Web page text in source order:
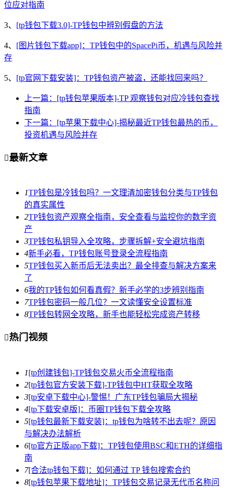
位应对指南
3、 [tp钱包下载3.0]-TP钱包中辨别假盘的方法
4、 [图片钱包下载app]：TP钱包中的SpacePi币，机遇与风险并
存
5、 [tp官网下载安装]：TP钱包资产被盗，还能找回来吗？
上一篇：[tp钱包苹果版本]-TP 观察钱包对应冷钱包查找
指南
下一篇：[tp苹果下载中心]-揭秘最近TP钱包最热的币，
投资机遇与风险并存
最新文章
1TP钱包是冷钱包吗？一文理清加密钱包分类与TP钱包
的真实属性
2TP钱包资产观察全指南，安全查看与监控你的数字资
产
3TP钱包私钥导入全攻略，步骤拆解+安全避坑指南
4新手必看，TP钱包账号登录全流程指南
5TP钱包买入新币后无法卖出？最全排查与解决方案来
了
6我的TP钱包如何看真假？新手必学的3步辨别指南
7TP钱包密码一般几位？一文读懂安全设置标准
8TP钱包转网全攻略，新手也能轻松完成资产转移
热门视频
1[tp创建钱包]-TP钱包交易火币全流程指南
2[tp钱包官方安装下载]-TP钱包中HT获取全攻略
3[tp安卓下载中心]-警惕！广东TP钱包骗局大揭秘
4[tp下载安卓版]：币圈TP钱包下载全攻略
5[tp钱包最新下载安装]：tp钱包为啥转不出去呢？原因
与解决办法解析
6[tp官方正版app下载]：TP钱包使用BSC和ETH的详细指
南
7[合法tp钱包下载]：如何通过 TP 钱包搜索合约
8[tp钱包苹果下载地址]：TP钱包交易记录无代币名称问